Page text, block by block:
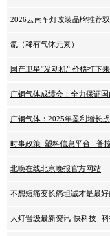
2026云南车灯改装品牌推荐
氙（稀有气体元素）_
国产卫星“发动机” 价格打下
广钢气体成绩会：全力保证
广钢气体：2025年盈利增长
时事政策_塑料信息平台 _普
北晚在线北京晚报官方网站
不想短痛变长痛坦诚才是最好
大灯晋级最新资讯-快科技--